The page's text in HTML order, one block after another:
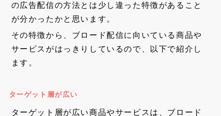
の広告配信の方法とは少し違った特徴があること
が分かったかと思います。
その特徴から、ブロード配信に向いている商品や
サービスがはっきりしているので、以下で紹介し
ます。
ターゲット層が広い
ターゲット層が広い商品やサービスは、ブロード